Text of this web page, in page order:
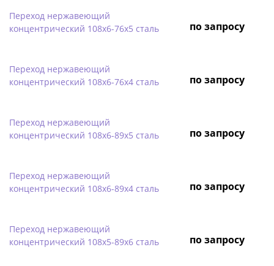
Переход нержавеющий
концентрический 108х6-76х5 сталь
по запросу
Переход нержавеющий
концентрический 108х6-76х4 сталь
по запросу
Переход нержавеющий
концентрический 108х6-89х5 сталь
по запросу
Переход нержавеющий
концентрический 108х6-89х4 сталь
по запросу
Переход нержавеющий
концентрический 108х5-89х6 сталь
по запросу